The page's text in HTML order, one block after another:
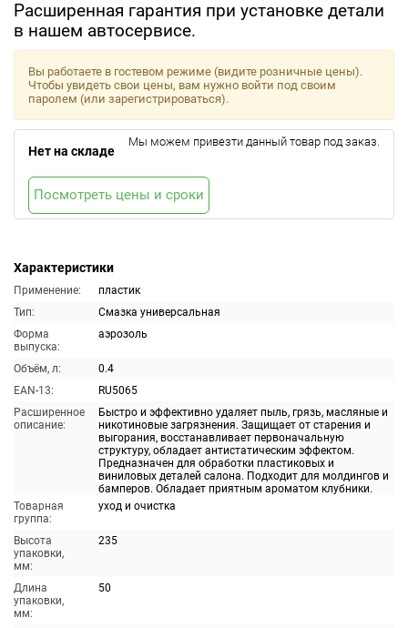
Расширенная гарантия при установке детали
в нашем автосервисе.
Характеристики
Применение:
пластик
Тип:
Смазка универсальная
Форма
выпуска:
аэрозоль
Объём, л:
0.4
EAN-13:
RU5065
Расширенное
описание:
Быстро и эффективно удаляет пыль, грязь, масляные и
никотиновые загрязнения. Защищает от старения и
выгорания, восстанавливает первоначальную
структуру, обладает антистатическим эффектом.
Предназначен для обработки пластиковых и
виниловых деталей салона. Подходит для молдингов и
бамперов. Обладает приятным ароматом клубники.
Товарная
группа:
уход и очистка
Высота
упаковки,
мм:
235
Длина
упаковки,
мм:
50
Вы работаете в гостевом режиме (видите розничные цены).
Чтобы увидеть свои цены, вам нужно войти под своим
паролем (или зарегистрироваться).
Нет на складе
Мы можем привезти данный товар под заказ.
Посмотреть цены и сроки